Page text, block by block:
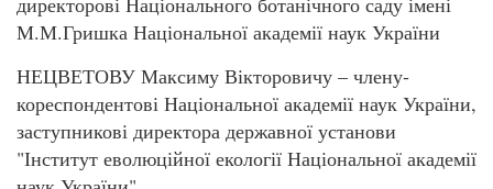
М.М.Гришка Національної академії наук України
НЕЦВЕТОВУ Максиму Вікторовичу – члену-
кореспондентові Національної академії наук України,
заступникові директора державної установи
"Інститут еволюційної екології Національної академії